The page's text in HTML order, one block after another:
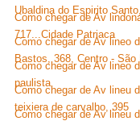
Ubaldina do Espirito
Como chegar de Av
717...Cidade Patriaca
Como chegar de Av lineo
Bastos, 368, Centro - São
Como chegar de Av lineo
paulista
Como chegar de Av lineu
teixiera de carvalho, 395
Como chegar de Av lineu